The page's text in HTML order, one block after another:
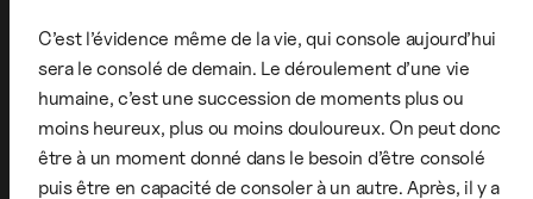
C’est l’évidence même de la vie, qui console aujourd’hui
sera le consolé de demain. Le déroulement d’une vie
humaine, c’est une succession de moments plus ou
moins heureux, plus ou moins douloureux. On peut donc
être à un moment donné dans le besoin d’être consolé
puis être en capacité de consoler à un autre. Après, il y a